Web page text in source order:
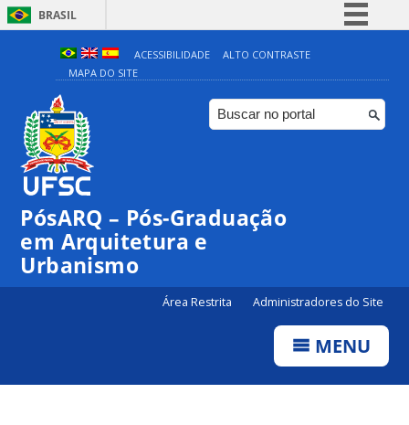
BRASIL
Simplifique!
Comunica BR
Participe
ACESSIBILIDADE
ALTO CONTRASTE
MAPA DO SITE
PósARQ – Pós-Graduação
em Arquitetura e
Urbanismo
Área Restrita Administradores do Site
MENU